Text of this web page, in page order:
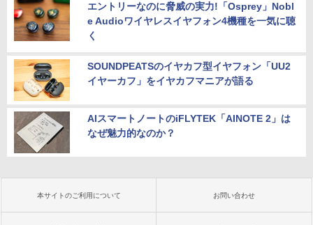
エントリーなのに脅威の実力!「Osprey」Nobl
e Audioワイヤレスイヤフォン4機種を一気に聴
く
SOUNDPEATSのイヤカフ型イヤフォン「UU2
イヤーカフ」をイヤカフマニアが語る
AIスマートノートのiFLYTEK「AINOTE 2」は
なぜ魅力的なのか？
本サイトのご利用について お問い合わせ